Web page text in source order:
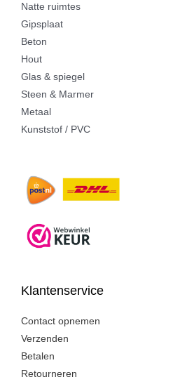
Natte ruimtes
Gipsplaat
Beton
Hout
Glas & spiegel
Steen & Marmer
Metaal
Kunststof / PVC
Klantenservice
Contact opnemen
Verzenden
Betalen
Retourneren